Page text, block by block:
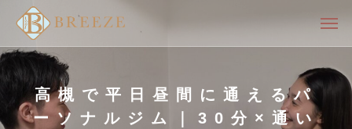
高槻で平日昼間に通えるパ
ーソナルジム｜30分×通い